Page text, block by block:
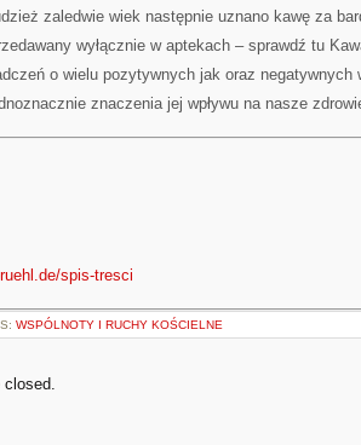
zaledwie wiek następnie uznano kawę za
wyłącznie w aptekach – sprawdź tu
o wielu pozytywnych jak oraz negatywnych
znaczenia jej wpływu na nasze
spis-tresci
WSPÓLNOTY I RUCHY KOŚCIELNE
closed.